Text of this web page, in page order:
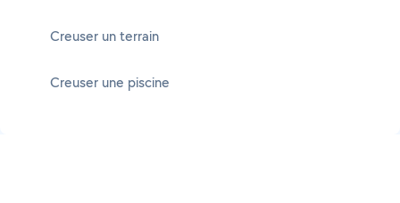
Creuser un terrain
Creuser une piscine